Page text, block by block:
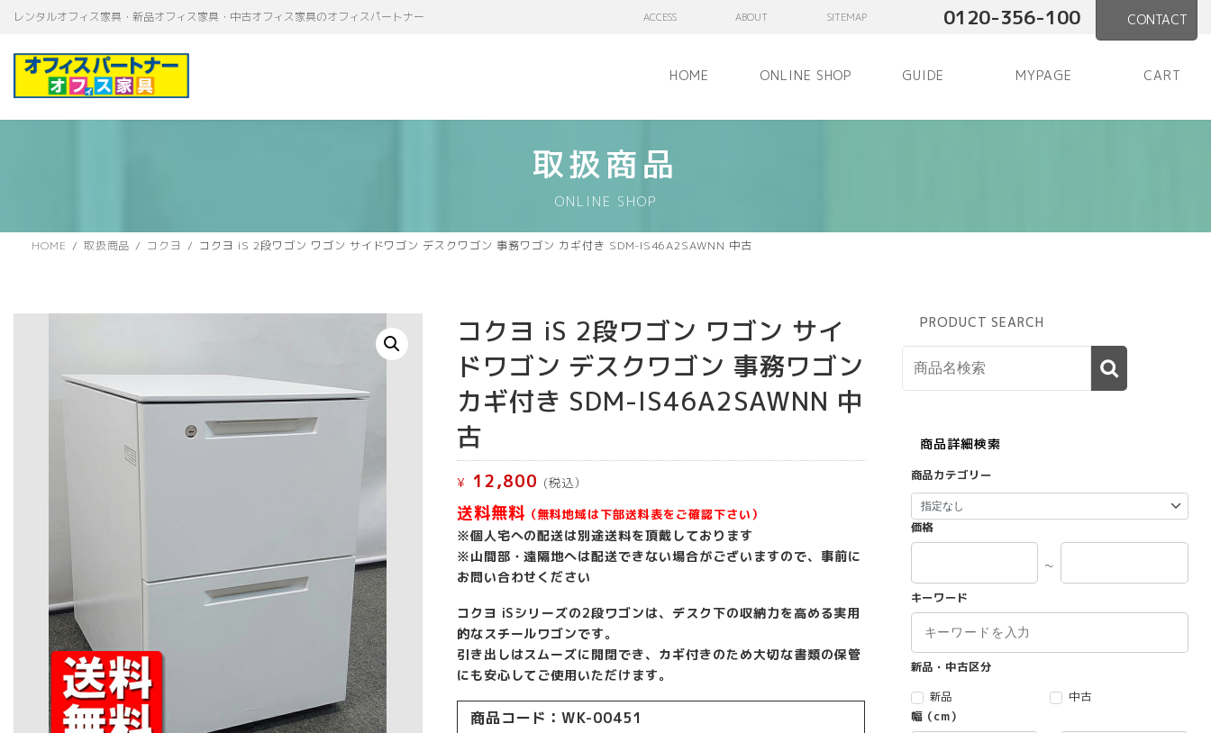
テ
ゲ
レンタルオフィス家具・新品オフィス家具・中古オフィス家具のオフィスパートナー ACCESS ABOUT SITEMAP 0120-356-100 CONTACT
HOME ONLINE SHOP GUIDE MYPAGE CART
取扱商品
ONLINE SHOP
HOME 取扱商品 コクヨ コクヨ iS 2段ワゴン ワゴン サイドワゴン デスクワゴン 事務ワゴン カギ付き SDM-IS46A2SAWNN 中古
コクヨ iS 2段ワゴン ワゴン サイ
ドワゴン デスクワゴン 事務ワゴン
カギ付き SDM-IS46A2SAWNN 中
古
¥ 12,800 (税込）
送料無料 （無料地域は下部送料表をご確認下さい）
※個人宅への配送は別途送料を頂戴しております
※山間部・遠隔地へは配送できない場合がございますので、事前に
お問い合わせください
コクヨ iSシリーズの2段ワゴンは、デスク下の収納力を高める実用
的なスチールワゴンです。
引き出しはスムーズに開閉でき、カギ付きのため大切な書類の保管
にも安心してご使用いただけます。
商品コード：WK-00451
PRODUCT SEARCH
商品詳細検索
商品カテゴリー
価格
～
キーワード
新品・中古区分
新品
中古
幅（cm）